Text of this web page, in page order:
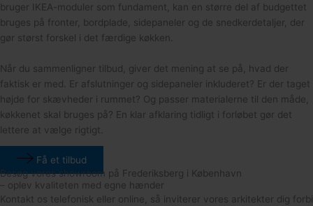
bruger IKEA-moduler som fundament, kan en større del af budgettet
bruges på fronter, bordplade, sidepaneler og de snedkerdetaljer, der
gør størst forskel i det færdige køkken.
Når du sammenligner tilbud, giver det mening at se på, hvad der
faktisk er med. Er afslutninger og sidepaneler inkluderet? Er der taget
højde for skævheder i rummet? Og passer materialerne til den måde,
køkkenet skal bruges på? En klar afklaring tidligt i forløbet gør det
lettere at vælge rigtigt.
Få et tilbud
Besøg vores showroom på Frederiksberg i København
– oplev kvaliteten med egne hænder
Kontakt os telefonisk eller online, så inviterer vores arkitekter dig forbi